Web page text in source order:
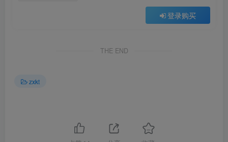
登录购买
THE END
zxkt